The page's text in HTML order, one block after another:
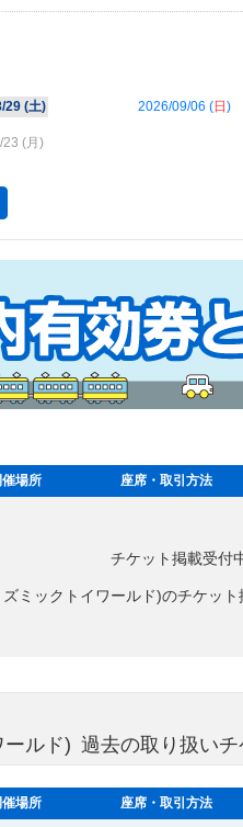
29 (土) 2026/09/06 (日 )
23 (月 )
催場所 座席・取引方法
チケット掲載受付
ミックトイワールド)のチケット
ルド) 過去の取り扱いチ
催場所 座席・取引方法